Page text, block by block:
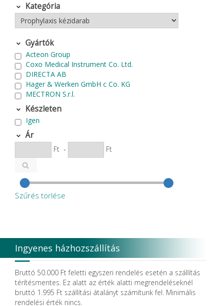
Kategória
Gyártók
Acteon Group
Coxo Medical Instrument Co. Ltd.
DIRECTA AB
Hager & Werken GmbH c Co. KG
MECTRON S.r.l.
Készleten
Igen
Ár
Ft - Ft
Szűrés törlése
Ingyenes házhozszállítás
Bruttó 50.000 Ft feletti egyszeri rendelés esetén a szállítás
térítésmentes. Ez alatt az érték alatti megrendeléseknél
bruttó 1.995 Ft szállítási átalányt számítunk fel. Minimális
rendelési érték nincs.